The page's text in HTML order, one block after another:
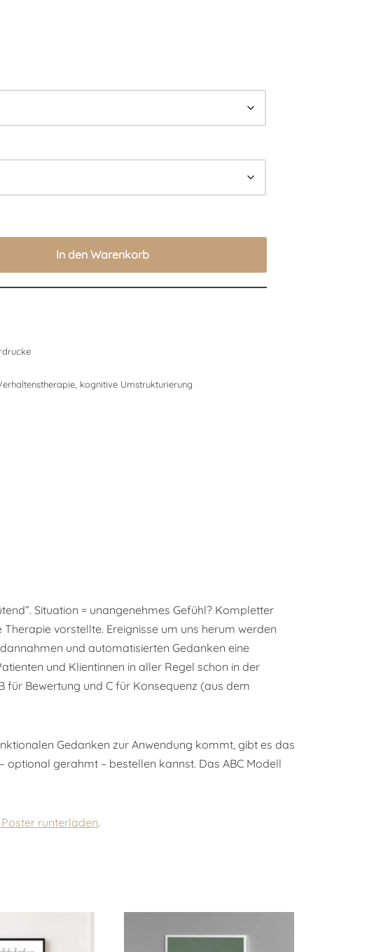
In den Warenkorb
, kognitive Umstrukturierung
Situation = unangenehmes Gefühl? Kompletter
vorstellte. Ereignisse um uns herum werden
und automatisierten Gedanken eine
und Klientinnen in aller Regel schon in der
für Bewertung und C für Konsequenz (aus dem
Gedanken zur Anwendung kommt, gibt es das
optional gerahmt – bestellen kannst. Das ABC Modell
runterladen.